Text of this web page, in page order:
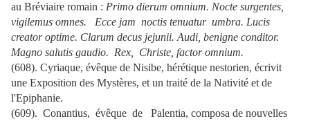
au Bréviaire romain : Primo dierum omnium. Nocte surgentes,
vigilemus omnes. Ecce jam noctis tenuatur umbra. Lucis
creator optime. Clarum decus jejunii. Audi, benigne conditor.
Magno salutis gaudio. Rex, Christe, factor omnium.
(608). Cyriaque, évêque de Nisibe, hérétique nestorien, écrivit
une Exposition des Mystères, et un traité de la Nativité et de
l'Epiphanie.
(609). Conantius, évêque de Palentia, composa de nouvelles